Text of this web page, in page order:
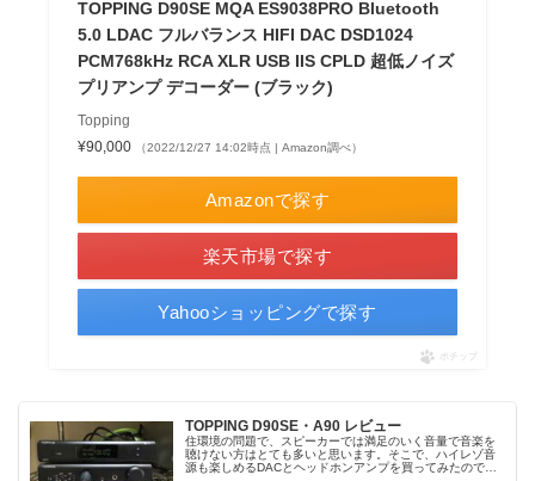
TOPPING D90SE MQA ES9038PRO Bluetooth
5.0 LDAC フルバランス HIFI DAC DSD1024
PCM768kHz RCA XLR USB IIS CPLD 超低ノイズ
プリアンプ デコーダー (ブラック)
Topping
¥90,000
（2022/12/27 14:02時点 | Amazon調べ）
Amazonで探す
楽天市場で探す
Yahooショッピングで探す
ポチップ
TOPPING D90SE・A90 レビュー
住環境の問題で、スピーカーでは満足のいく音量で音楽を
聴けない方はとても多いと思います。そこで、ハイレゾ音
源も楽しめるDACとヘッドホンアンプを買ってみたので紹